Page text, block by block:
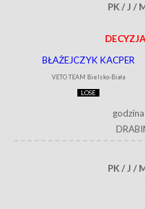
PK / J /
BŁAŻEJCZYK KACPER
VETO TEAM Bielsko-Biała
LOSE
PK / J /